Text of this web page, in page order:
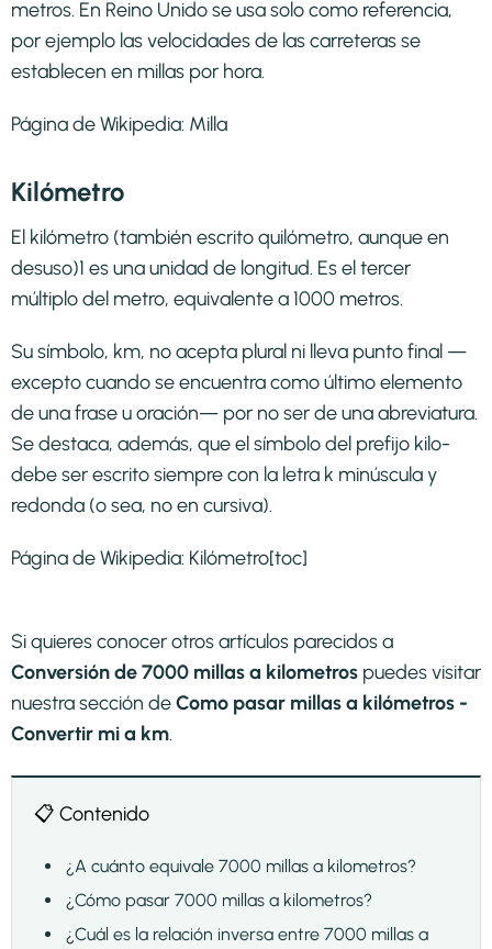
metros. En Reino Unido se usa solo como referencia,
por ejemplo las velocidades de las carreteras se
establecen en millas por hora.
Página de Wikipedia: Milla
Kilómetro
El kilómetro (también escrito quilómetro, aunque en
desuso)1​ es una unidad de longitud. Es el tercer
múltiplo del metro, equivalente a 1000 metros.
Su símbolo, km, no acepta plural ni lleva punto final —
excepto cuando se encuentra como último elemento
de una frase u oración— por no ser de una abreviatura.
Se destaca, además, que el símbolo del prefijo kilo-
debe ser escrito siempre con la letra k minúscula y
redonda (o sea, no en cursiva).
Página de Wikipedia: Kilómetro[toc]
Si quieres conocer otros artículos parecidos a
Conversión de 7000 millas a kilometros puedes visitar
nuestra sección deComo pasar millas a kilómetros -
Convertir mi a km.
📋 Contenido
¿A cuánto equivale 7000 millas a kilometros?
¿Cómo pasar 7000 millas a kilometros?
¿Cuál es la relación inversa entre 7000 millas a